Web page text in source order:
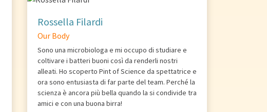
Rossella Filardi
Our Body
Sono una microbiologa e mi occupo di studiare e
coltivare i batteri buoni così da renderli nostri
alleati. Ho scoperto Pint of Science da spettatrice e
ora sono entusiasta di far parte del team. Perché la
scienza è ancora più bella quando la si condivide tra
amici e con una buona birra!